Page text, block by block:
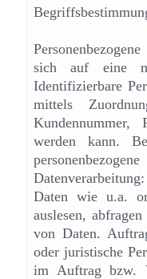
sich auf eine
Identifizierbare
mittels
Kundennummer,
werden kann.
Daten wie u.a.
auslesen,
von Daten.
oder juristische
im Auftrag bzw.